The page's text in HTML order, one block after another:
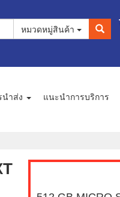
หมวดหมู่สินค้า
นำส่ง แนะนำการบริการ